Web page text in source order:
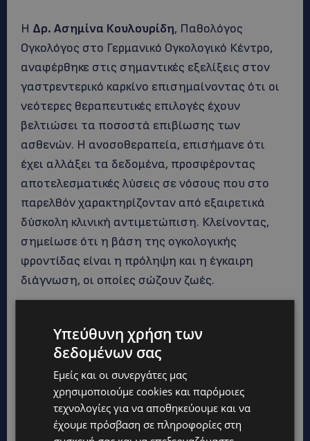
Η Δρ. Ασημίνα Κουλουρίδη, Παθολόγος
Ογκολόγος στο Γερμανικό Ογκολογικό Κέντρο,
αναφέρθηκε στις σημαντικές εξελίξεις στον
γαστρεντερικό καρκίνο επισημαίνοντας ότι οι
νεότερες θεραπευτικές επιλογές έχουν
βελτιώσει τα ποσοστά επιβίωσης των
ασθενών. Η ανοσοθεραπεία, επισήμανε ότι
έχει αλλάξει τα δεδομένα, προσφέροντας
αποτελεσματικές λύσεις σε νόσους που στο
παρελθόν χαρακτηρίζονταν από εξαιρετικά
δύσκολη κλινική αντιμετώπιση. Κλείνοντας,
σημείωσε ότι η βάση της ογκολογικής
φροντίδας είναι η πρόληψη και η έγκαιρη
διάγνωση, οι οποίες σώζουν ζωές.
Ογκολόγος-Αιματολόγος στο Γερμανικό
Ογκολογικό Κέντρο, ανέδειξε τη δύναμη της
ανοσο-ογκολογίας στο μελάνωμα το οποίο
αποτέλεσε το ιστορικό εφαλτήριο της
ανοσοθεραπείας πριν από 15 χρόνια. Όπως
είπε η συγκεκριμένη νόσος έχει επιδείξει τα
Υπεύθυνη χρήση των
δεδομένων σας
Εμείς και οι συνεργάτες μας
χρησιμοποιούμε cookies και παρόμοιες
τεχνολογίες για να αποθηκεύουμε και να
έχουμε πρόσβαση σε πληροφορίες στη